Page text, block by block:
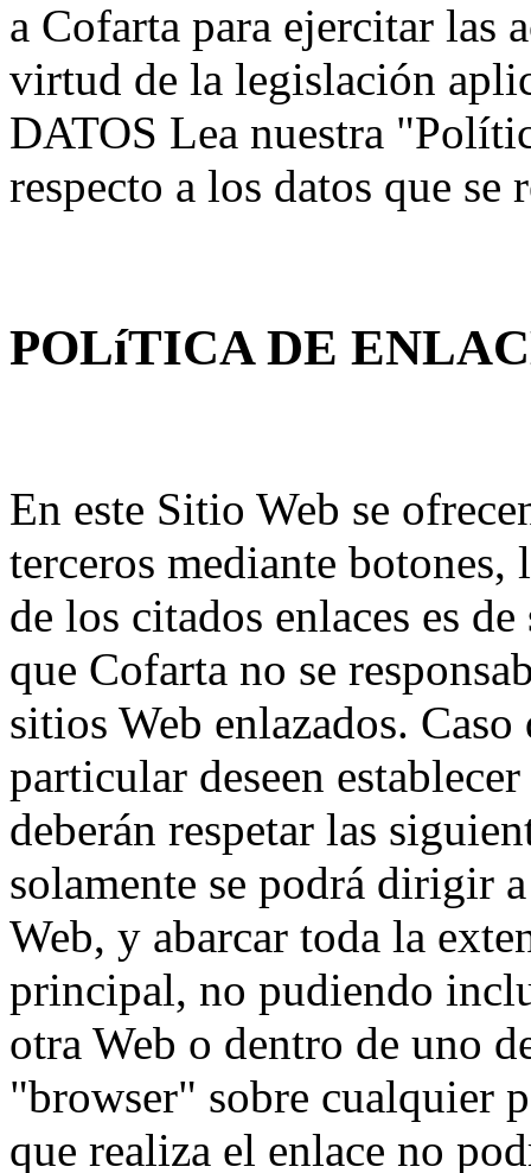
a Cofarta para ejercitar las
virtud de la legislación
DATOS Lea nuestra
respecto a los datos que
POLíTICA DE
En este Sitio Web se
terceros mediante
de los citados enlaces es
que Cofarta no se
sitios Web enlazados.
particular deseen
deberán respetar las
solamente se podrá dirigir
Web, y abarcar toda la
principal, no pudiendo
otra Web o dentro de uno
"browser" sobre cualquier
que realiza el enlace no